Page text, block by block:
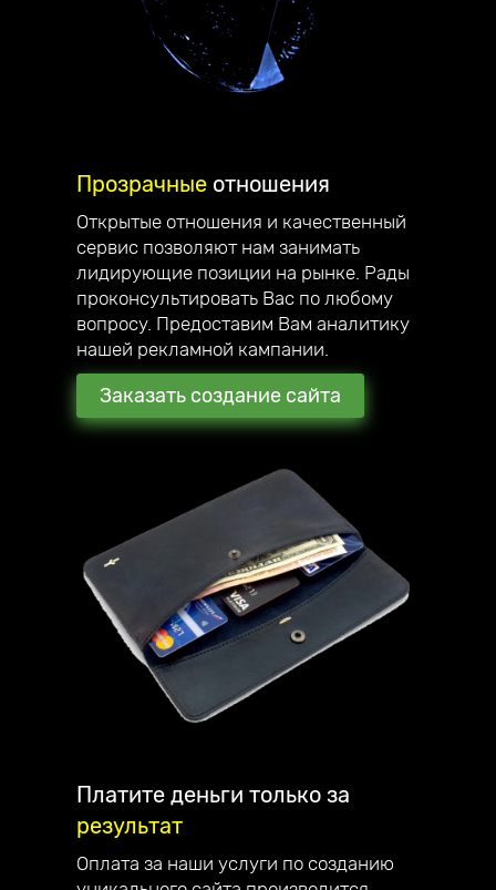
Делаемстильные сайты,
которые вас вдохновляют!
Приветствую, меня зовут Андрей
Юзефович, я руководитель компании
Unicode-Profi
Мы стараемся превзойти ожидания наших
своим знакомым и партнёрам.
С каждым клиентом общаюсь лично и
детально отвечаю на все вопросы.
Наша компания занимается созданием
сайтов, интернет-магазинов, лендингов и
их продвижением по всей России.
Являемся официальным партнёром
компании Mottor. Мы постоянно улучшаем
качество обслуживания. Работаем на
Наши достижения:
— в 2022 году начали разрабатывать свой
Прозрачные отношения
Открытые отношения и качественный
сервис позволяют нам занимать
лидирующие позиции на рынке. Рады
проконсультировать Вас по любому
вопросу. Предоставим Вам аналитику
нашей рекламной кампании.
Заказать создание сайта
Платите деньги только за
результат
Оплата за наши услуги по созданию